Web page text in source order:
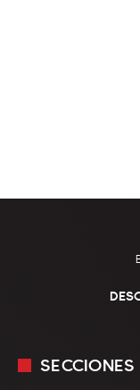
SECCIONES